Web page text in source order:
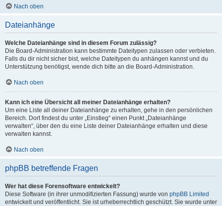
Nach oben
Dateianhänge
Welche Dateianhänge sind in diesem Forum zulässig?
Die Board-Administration kann bestimmte Dateitypen zulassen oder verbieten.
Falls du dir nicht sicher bist, welche Dateitypen du anhängen kannst und du
Unterstützung benötigst, wende dich bitte an die Board-Administration.
Nach oben
Kann ich eine Übersicht all meiner Dateianhänge erhalten?
Um eine Liste all deiner Dateianhänge zu erhalten, gehe in den persönlichen
Bereich. Dort findest du unter „Einstieg“ einen Punkt „Dateianhänge
verwalten“, über den du eine Liste deiner Dateianhänge erhalten und diese
verwalten kannst.
Nach oben
phpBB betreffende Fragen
Wer hat diese Forensoftware entwickelt?
Diese Software (in ihrer unmodifizierten Fassung) wurde von phpBB Limited
entwickelt und veröffentlicht. Sie ist urheberrechtlich geschützt. Sie wurde unter